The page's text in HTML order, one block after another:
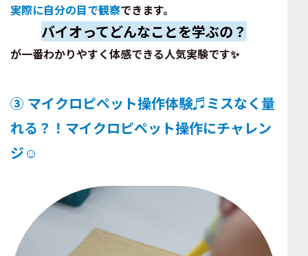
実際に自分の目で観察できます。
バイオってどんなことを学ぶの？
が一番わかりやすく体感できる人気実験です✨
③ マイクロピペット操作体験♬ミスなく量
れる？！マイクロピペット操作にチャレン
ジ☺